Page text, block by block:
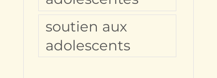
soutien aux
adolescents